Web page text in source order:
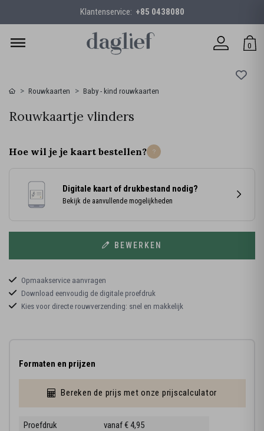
Klantenservice: +85 0438080
0
Rouwkaarten Baby - kind rouwkaarten
Rouwkaartje vlinders
Hoe wil je je kaart bestellen?
Digitale kaart of drukbestand nodig?
Bekijk de aanvullende mogelijkheden
BEWERKEN
Opmaakservice aanvragen
Download eenvoudig de digitale proefdruk
Kies voor directe rouwverzending: snel en makkelijk
Formaten en prijzen
Bereken de prijs met onze prijscalculator
Proefdruk
vanaf € 4,95